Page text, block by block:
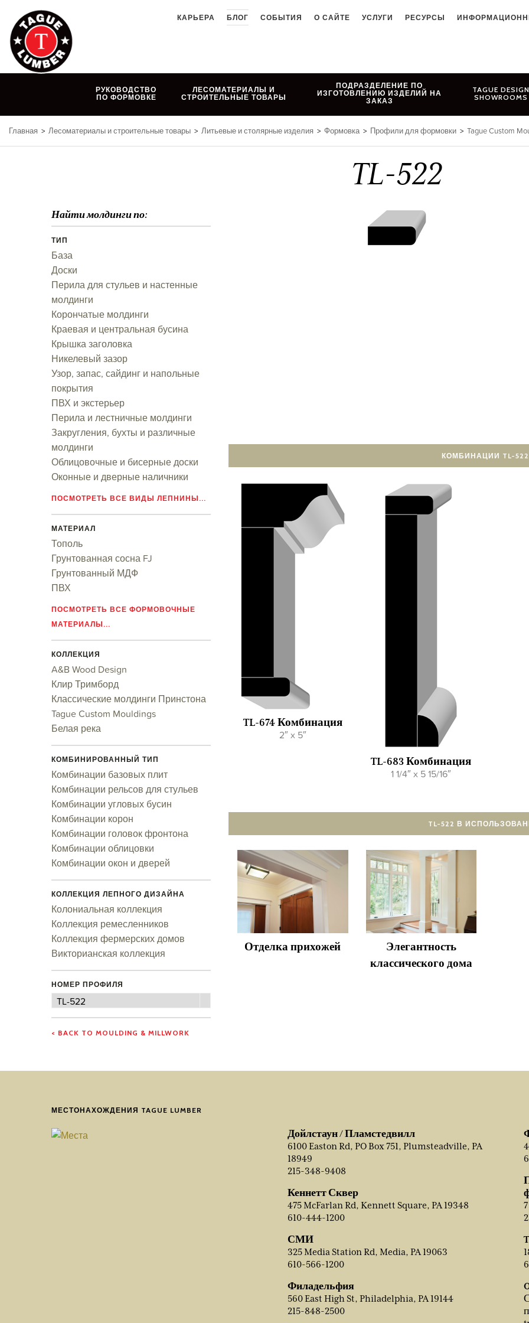
content
КАРЬЕРА БЛОГ СОБЫТИЯ О САЙТЕ УСЛУГИ РЕСУРСЫ
РУКОВОДСТВО
ПО ФОРМОВКЕ
ЛЕСОМАТЕРИАЛЫ И
СТРОИТЕЛЬНЫЕ ТОВАРЫ
ПОДРАЗДЕЛЕНИЕ ПО
ИЗГОТОВЛЕНИЮ ИЗДЕЛИЙ НА
ЗАКАЗ
TAGUE DESIGN
SHOWROOMS
Главная > Лесоматериалы и строительные товары > Литьевые и столярные изделия > Формовка> Профили для формовки > Tague Custom
TL-522
КОМБИНАЦИИ TL-522
TL-674 Комбинация
2″ x 5″
TL-683 Комбинация
1 1/4″ x 5 15/16″
TL-522 В
Отделка прихожей
Элегантность
классического дома
Найти молдинги по:
ТИП
База
Доски
Перила для стульев и настенные
молдинги
Корончатые молдинги
Краевая и центральная бусина
Крышка заголовка
Никелевый зазор
Узор, запас, сайдинг и напольные
покрытия
ПВХ и экстерьер
Перила и лестничные молдинги
Закругления, бухты и различные
молдинги
Облицовочные и бисерные доски
Оконные и дверные наличники
ПОСМОТРЕТЬ ВСЕ ВИДЫ ЛЕПНИНЫ...
МАТЕРИАЛ
Тополь
Грунтованная сосна FJ
Грунтованный МДФ
ПВХ
ПОСМОТРЕТЬ ВСЕ ФОРМОВОЧНЫЕ
МАТЕРИАЛЫ...
КОЛЛЕКЦИЯ
A&B Wood Design
Клир Тримборд
Классические молдинги Принстона
Tague Custom Mouldings
Белая река
КОМБИНИРОВАННЫЙ ТИП
Комбинации базовых плит
Комбинации рельсов для стульев
Комбинации угловых бусин
Комбинации корон
Комбинации головок фронтона
Комбинации облицовки
Комбинации окон и дверей
КОЛЛЕКЦИЯ ЛЕПНОГО ДИЗАЙНА
Колониальная коллекция
Коллекция ремесленников
Коллекция фермерских домов
Викторианская коллекция
НОМЕР ПРОФИЛЯ
Номер
TL-522
< BACK TO MOULDING & MILLWORK
МЕСТОНАХОЖДЕНИЯ TAGUE LUMBER
Дойлстаун / Пламстедвилл
6100 Easton Rd, PO Box 751, Plumsteadville, PA
18949
215-348-9408
Кеннетт Сквер
475 McFarlan Rd, Kennett Square, PA 19348
610-444-1200
СМИ
325 Media Station Rd, Media, PA 19063
610-566-1200
Филадельфия
560 East High St, Philadelphia, PA 19144
215-848-2500